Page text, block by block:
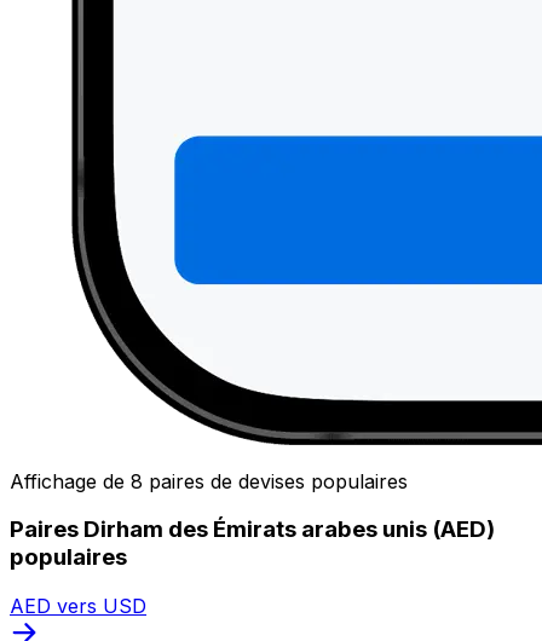
Affichage de 8 paires de devises populaires
Paires Dirham des Émirats arabes unis (AED)
populaires
AED vers USD